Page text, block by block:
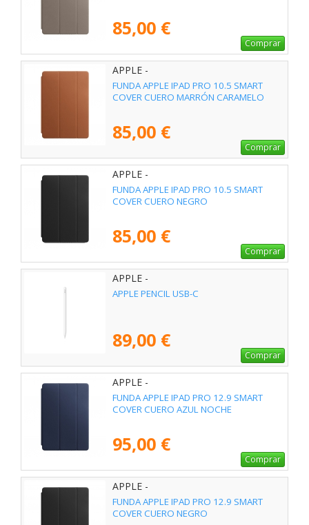
85,00 €
Comprar
APPLE -
FUNDA APPLE IPAD PRO 10.5 SMART
COVER CUERO MARRÓN CARAMELO
85,00 €
Comprar
APPLE -
FUNDA APPLE IPAD PRO 10.5 SMART
COVER CUERO NEGRO
85,00 €
Comprar
APPLE -
APPLE PENCIL USB-C
89,00 €
Comprar
APPLE -
FUNDA APPLE IPAD PRO 12.9 SMART
COVER CUERO AZUL NOCHE
95,00 €
Comprar
APPLE -
FUNDA APPLE IPAD PRO 12.9 SMART
COVER CUERO NEGRO